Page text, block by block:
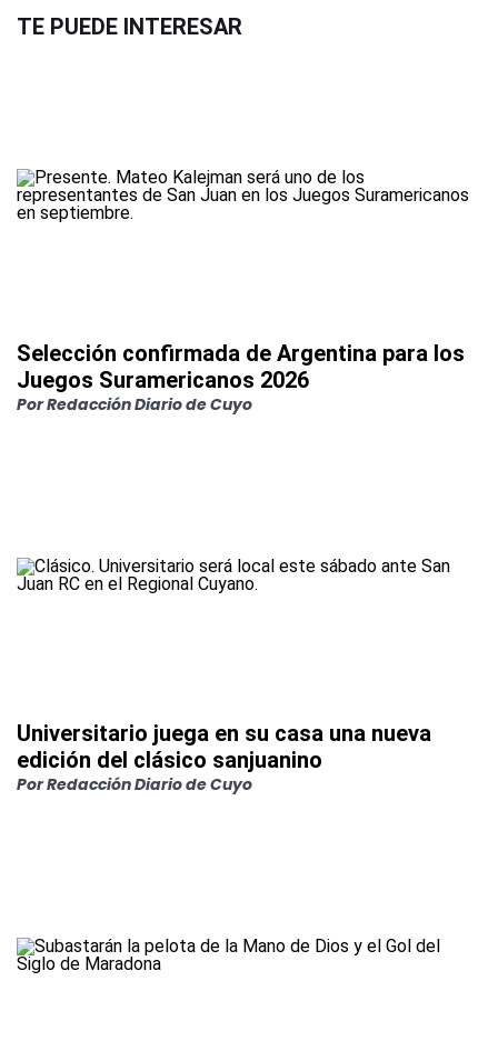
TE PUEDE INTERESAR
Selección confirmada de Argentina para los
Juegos Suramericanos 2026
PorRedacción Diario de Cuyo
Universitario juega en su casa una nueva
edición del clásico sanjuanino
PorRedacción Diario de Cuyo